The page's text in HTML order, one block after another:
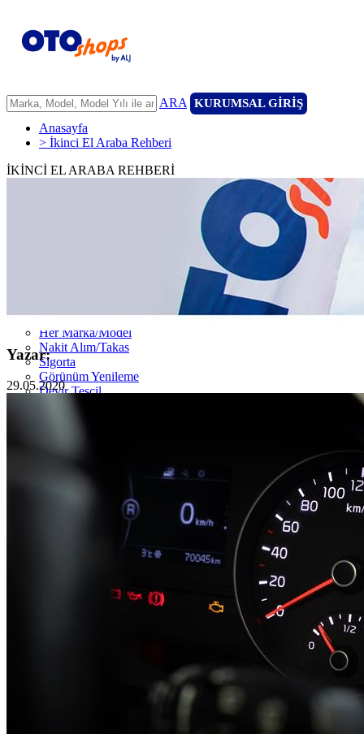
ARA KURUMSAL GİRİŞ
Garanti ve 7/24 Yol Yardımı
14 Günde Değişim
Her Marka/Model
Nakit Alım/Takas
Sigorta
Görünüm Yenileme
Devir Tescil
Sıkça Sorulan Sorular
Basın Odası
Anasayfa
> İkinci El Araba Rehberi
İKİNCİ EL ARABA REHBERİ
Yazar:
29.05.2020